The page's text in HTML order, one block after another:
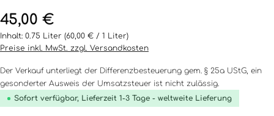
Regulärer Preis:
45,00 €
Inhalt: 0.75 Liter (60,00 € / 1 Liter)
Preise inkl. MwSt. zzgl. Versandkosten
Der Verkauf unterliegt der Differenzbesteuerung gem. § 25a UStG, ein
gesonderter Ausweis der Umsatzsteuer ist nicht zulässig.
Sofort verfügbar, Lieferzeit 1-3 Tage - weltweite Lieferung